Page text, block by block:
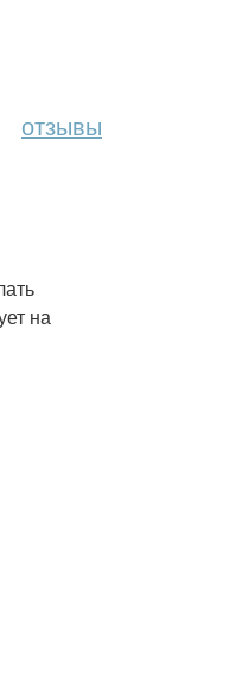
отзывы
на